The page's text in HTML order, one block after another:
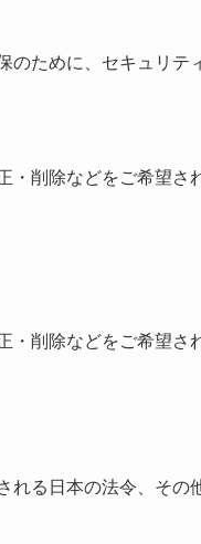
ために、セキュリテ
・削除などをご希望
・削除などをご希望
れる日本の法令、そ